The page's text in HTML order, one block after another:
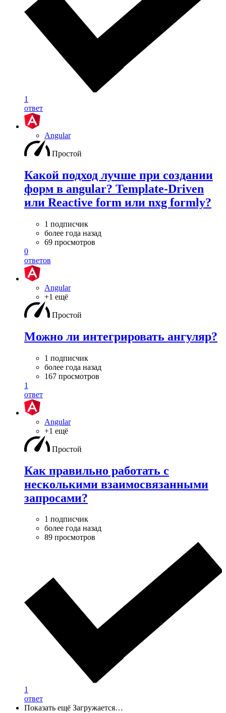
1
ответ
Angular
Простой
Какой подход лучше при создании
форм в angular? Template-Driven
или Reactive form или nxg formly?
1 подписчик
более года назад
69 просмотров
0
ответов
Angular
+1 ещё
Простой
Можно ли интегрировать ангуляр?
1 подписчик
более года назад
167 просмотров
1
ответ
Angular
+1 ещё
Простой
Как правильно работать с
несколькими взаимосвязанными
запросами?
1 подписчик
более года назад
89 просмотров
1
ответ
Показать ещё Загружается…